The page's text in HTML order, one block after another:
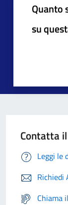
Quanto
su
Contatta
Leggi le
Richiedi
Chiama